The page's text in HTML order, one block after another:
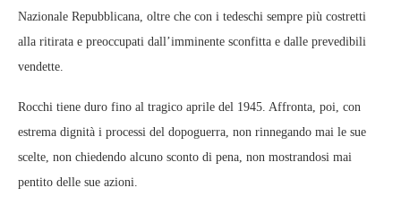
Nazionale Repubblicana, oltre che con i tedeschi sempre più costretti
alla ritirata e preoccupati dall’imminente sconfitta e dalle prevedibili
vendette.
Rocchi tiene duro fino al tragico aprile del 1945. Affronta, poi, con
estrema dignità i processi del dopoguerra, non rinnegando mai le sue
scelte, non chiedendo alcuno sconto di pena, non mostrandosi mai
pentito delle sue azioni.